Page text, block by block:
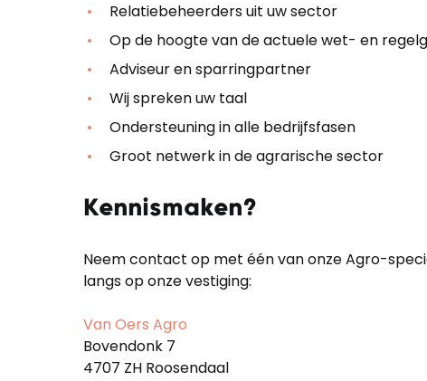
Relatiebeheerders uit uw sector
Op de hoogte van de actuele wet- en
Adviseur en sparringpartner
Wij spreken uw taal
Ondersteuning in alle bedrijfsfasen
Groot netwerk in de agrarische sector
Kennismaken?
Neem contact op met één van onze Agro-
langs op onze vestiging:
Van Oers Agro
Bovendonk 7
4707 ZH Roosendaal